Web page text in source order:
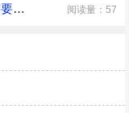
新的一年如何提升自己 自己在新的一年需要改变的三大方面 阅读量：57